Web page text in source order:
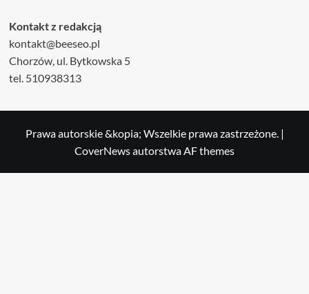
Kontakt z redakcją
kontakt@beeseo.pl
Chorzów, ul. Bytkowska 5
tel. 510938313
Prawa autorskie &kopia; Wszelkie prawa zastrzeżone. |
CoverNewsautorstwa AF themes